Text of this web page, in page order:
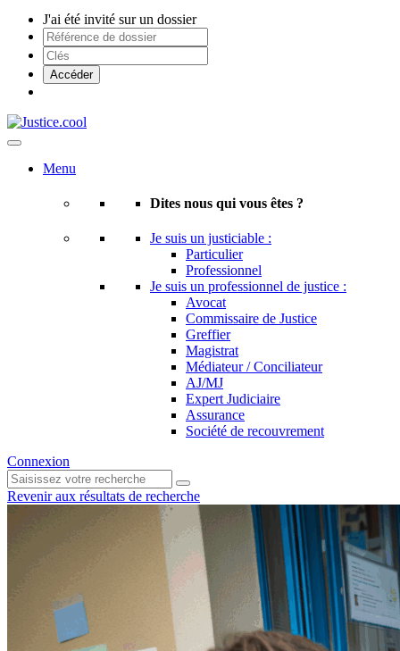
J'ai été invité sur un dossier
Menu
Dites nous qui vous êtes ?
Je suis un justiciable :
Particulier
Professionnel
Je suis un professionnel de justice :
Avocat
Commissaire de Justice
Greffier
Magistrat
Médiateur / Conciliateur
AJ/MJ
Expert Judiciaire
Assurance
Société de recouvrement
Connexion
Revenir aux résultats de recherche